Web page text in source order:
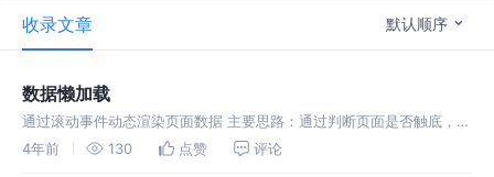
收录文章 默认顺序
数据懒加载
通过滚动事件动态渲染页面数据 主要思路：通过判断页面是否触底，对
数据进行修改，渲染页面 scroll事件 给需要监听的盒子添加scroll事
4年前 130 点赞 评论